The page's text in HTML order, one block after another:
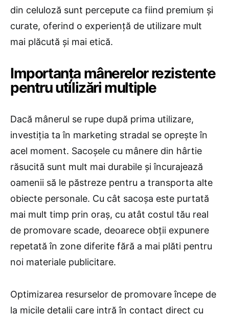
din celuloză sunt percepute ca fiind premium și
curate, oferind o experiență de utilizare mult
mai plăcută și mai etică.
​Importanța mânerelor rezistente
pentru utilizări multiple
Dacă mânerul se rupe după prima utilizare,
investiția ta în marketing stradal se oprește în
acel moment. Sacoșele cu mânere din hârtie
răsucită sunt mult mai durabile și încurajează
oamenii să le păstreze pentru a transporta alte
obiecte personale. Cu cât sacoșa este purtată
mai mult timp prin oraș, cu atât costul tău real
de promovare scade, deoarece obții expunere
repetată în zone diferite fără a mai plăti pentru
noi materiale publicitare.
Optimizarea resurselor de promovare începe de
la micile detalii care intră în contact direct cu